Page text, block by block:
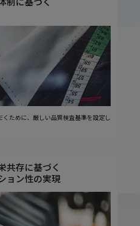
ために、厳しい品質検査基準を設定し
共存に基づく
ョン性の実現